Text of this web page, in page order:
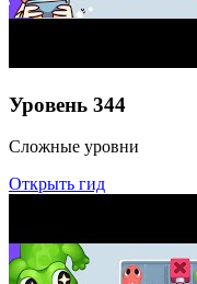
Уровень 344
Сложные уровни
Открыть гид